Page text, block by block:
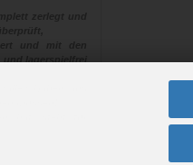
hat, steht für